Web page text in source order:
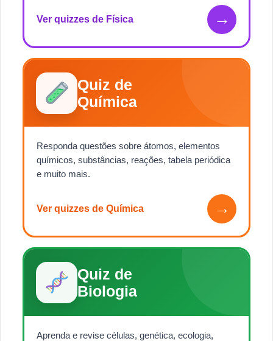
Ver quizzes de Física →
Quiz de
Química
Responda questões sobre átomos, elementos
químicos, substâncias, reações, tabela periódica
e muito mais.
Ver quizzes de Química →
Quiz de
Biologia
Aprenda e revise células, genética, ecologia,